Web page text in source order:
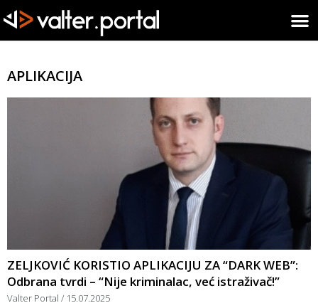
APLIKACIJA
ZELJKOVIĆ KORISTIO APLIKACIJU ZA “DARK WEB”:
Odbrana tvrdi – “Nije kriminalac, već istraživač!”
Valter Portal 15.07.2025